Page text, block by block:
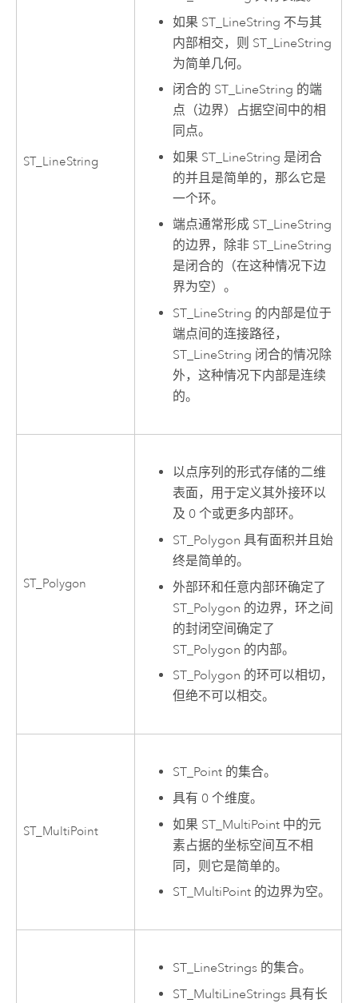
ST_LineString
如果 ST_LineString 不与其
内部相交，则 ST_LineString
为简单几何。
闭合的 ST_LineString 的端
点（边界）占据空间中的相
同点。
如果 ST_LineString 是闭合
的并且是简单的，那么它是
一个环。
端点通常形成 ST_LineString
的边界，除非 ST_LineString
是闭合的（在这种情况下边
界为空）。
ST_LineString 的内部是位于
端点间的连接路径，
ST_LineString 闭合的情况除
外，这种情况下内部是连续
的。
ST_Polygon
以点序列的形式存储的二维
表面，用于定义其外接环以
及 0 个或更多内部环。
ST_Polygon 具有面积并且始
终是简单的。
外部环和任意内部环确定了
ST_Polygon 的边界，环之间
的封闭空间确定了
ST_Polygon 的内部。
ST_Polygon 的环可以相切，
但绝不可以相交。
ST_MultiPoint
ST_Point 的集合。
具有 0 个维度。
如果 ST_MultiPoint 中的元
素占据的坐标空间互不相
同，则它是简单的。
ST_MultiPoint 的边界为空。
ST_LineStrings 的集合。
ST_MultiLineStrings 具有长